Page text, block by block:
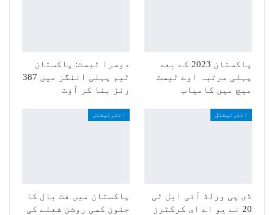
پاکستان 2023 کے بعد
پہلی مرتبہ اوے ٹیسٹ
میچ میں کامیاب
دوسرا ٹیسٹ: پاکستان
ٹیم پہلی اننگز میں 387
رنز بنا کر آؤٹ
انٹرنیشنل
ڈی پی ورلڈ آئی ایل ٹی
20 نے یو اے ای کرکٹرز
انٹرنیشنل
پاکستان میں فٹ بال کا
جنون کسی روشن شعلے کی